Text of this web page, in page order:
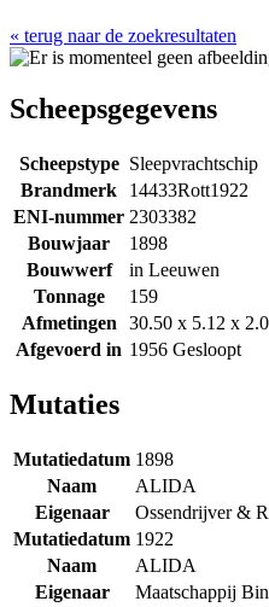
« terug naar de zoekresultaten
Scheepsgegevens
Scheepstype Sleepvrachtschip
Brandmerk
14433Rott1922
ENI-nummer 2303382
Bouwjaar
1898
Bouwwerf
in Leeuwen
Tonnage
159
Afmetingen
30.50 x 5.12 x
Afgevoerd in 1956 Gesloopt
Mutaties
Mutatiedatum 1898
Naam
ALIDA
Eigenaar
Ossendrijver &
Mutatiedatum 1922
Naam
ALIDA
Eigenaar
Maatschappij